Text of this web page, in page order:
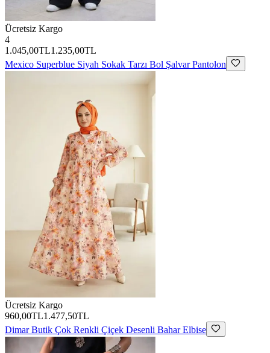
Ücretsiz Kargo
4
1.045,00TL1.235,00TL
Mexico Superblue Siyah Sokak Tarzı Bol Şalvar Pantolon
Ücretsiz Kargo
960,00TL1.477,50TL
Dimar Butik Çok Renkli Çiçek Desenli Bahar Elbise